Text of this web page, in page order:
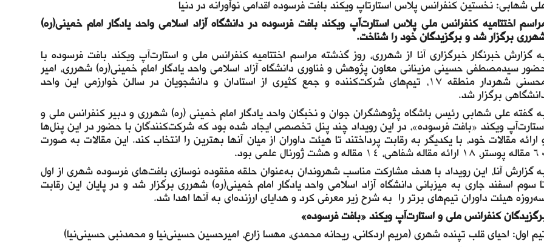
شهابی: نخستین کنفرانس پلاس استارتاپ ویکند بافت فرسوده اقدامی نوآورانه در دنیا
اختتامیه کنفرانس ملی پلاس استارت‌آپ ویکند بافت فرسوده در دانشگاه آزاد اسلامی واحد یادگار امام خمینی(ره)
برگزار شد و برگزیدگان خود را شناخت.
گزارش خبرنگار خبرگزاری آنا از شهرری، روز گذشته مراسم اختتامیه کنفرانس ملی و استارت‌آپ ویکند بافت فرسوده با
سیدمصطفی حسینی مزینانی معاون پژوهش و فناوری دانشگاه آزاد اسلامی واحد یادگار امام خمینی(ره) شهرری، امیر
محسنی شهردار منطقه ۱۷، تیم‌های شرکت‌کننده و جمع کثیری از استادان و دانشجویان در سالن خوارزمی این واحد
برگزار شد.
گفته علی شهابی رئیس باشگاه پژوهشگران جوان و نخبگان واحد یادگار امام خمینی (ره) شهرری و دبیر کنفرانس ملی و
ویکند «بافت فرسوده»، در این رویداد چند پنل تخصصی ایجاد شده بود که شرکت‌کنندگان با حضور در این پنل‌ها
ارائه مقالات خود، با یکدیگر به رقابت پرداختند تا هیئت داوران از میان آنها بهترین را انتخاب کند. این مقالات به صورت
۶۰ مقاله پوستر، ۱۸ ارائه مقاله شفاهی، ۱۴ مقاله و هشت ژورنال علمی بود.
گزارش آنا، این رویداد با هدف مشارکت مناسب شهروندان به‌عنوان حلقه مفقوده نوسازی بافت‌های فرسوده شهری از اول
سوم اسفند جاری به میزبانی دانشگاه آزاد اسلامی واحد یادگار امام خمینی(ره) شهرری برگزار شد و در پایان این رقابت
هیئت داوران تیم‌های برتر را به شرح زیر معرفی کرد و هدایای ارزنده‌ای به آنها اهدا شد.
کنفرانس ملی و استارت‌آپ ویکند «بافت فرسوده»
اول: احیای قلب تپنده شهری (مریم اردکانی، ریحانه محمدی، مهسا زارع، امیرحسین حسینی‌نیا و محمدنبی حسینی‌نیا)